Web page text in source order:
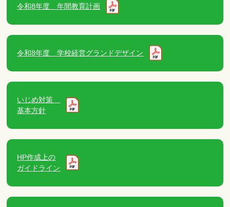
令和8年度 年間教育計画
令和8年度 学校経営グランドデザイン
いじめ対策
基本方針
HP作成上の
ガイドライン